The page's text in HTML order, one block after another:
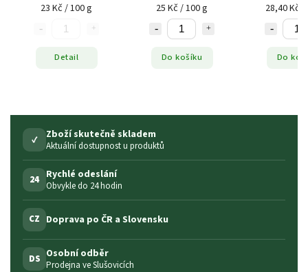
23 Kč / 100 g
Detail
25 Kč / 100 g
Do košíku
28,40 Kč /
Do
✓ Zboží skutečně skladem
Aktuální dostupnost u produktů
24 Rychlé odeslání
Obvykle do 24 hodin
CZ Doprava po ČR a Slovensku
DS Osobní odběr
Prodejna ve Slušovicích